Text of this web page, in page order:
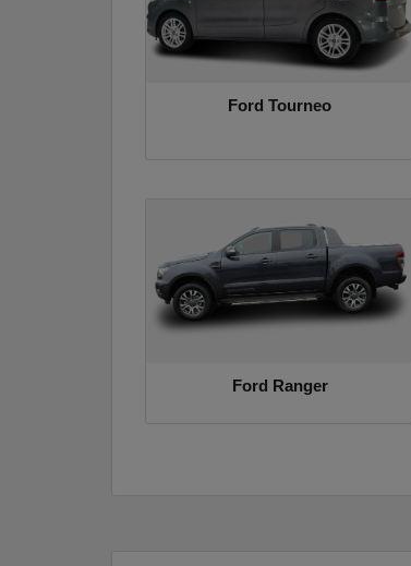
Ford Tourneo
Ford Ranger